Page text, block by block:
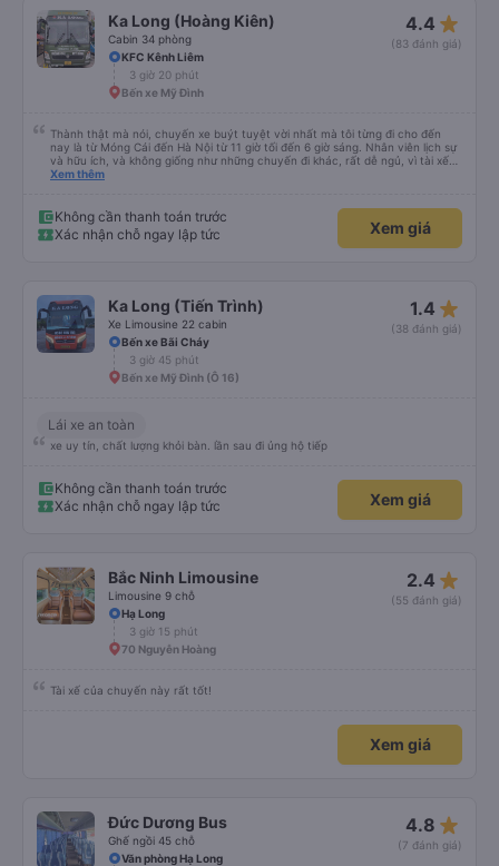
Ka Long (Hoàng Kiên)
Cabin 34 phòng
4.4 star_rate
(83 đánh giá)
KFC Kênh Liêm
3 giờ 20 phút
Bến xe Mỹ Đình
Thành thật mà nói, chuyến xe buýt tuyệt vời nhất mà tôi từng đi cho đến
nay là từ Móng Cái đến Hà Nội từ 11 giờ tối đến 6 giờ sáng. Nhân viên lịch sự
và hữu ích, và không giống như những chuyến đi khác, rất dễ ngủ, vì tài xế
không liên tục bóp còi. Tôi thức dậy lúc 4:30 sáng để kịp đi vệ sinh, và các
giày và ba lô của mình. Cổng USB hoạt động và với gói cước 8 gb/ngày của
Viettel, tôi có rất nhiều thứ để giải trí. Nước được cung cấp và điểm trừ thực
sự duy nhất là một bà cô ồn ào đang nói chuyện điện thoại. (không có nhiều
Xem thêm
Không cần thanh toán trước
Xác nhận chỗ ngay lập tức
Xem giá
Ka Long (Tiến Trình)
Xe Limousine 22 cabin
1.4 star_rate
(38 đánh giá)
Bến xe Bãi Cháy
3 giờ 45 phút
Bến xe Mỹ Đình (Ô 16)
Lái xe an toàn
xe uy tín, chất lượng khỏi bàn. lần sau đi ủng hộ tiếp
Không cần thanh toán trước
Xác nhận chỗ ngay lập tức
Xem giá
Bắc Ninh Limousine
Limousine 9 chỗ
2.4 star_rate
(55 đánh giá)
Hạ Long
3 giờ 15 phút
70 Nguyễn Hoàng
Tài xế của chuyến này rất tốt!
Xem giá
Đức Dương Bus
Ghế ngồi 45 chỗ
4.8 star_rate
(7 đánh giá)
Văn phòng Hạ Long